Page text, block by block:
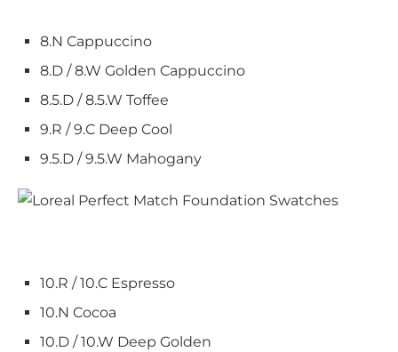
8.N Cappuccino
8.D / 8.W Golden Cappuccino
8.5.D / 8.5.W Toffee
9.R / 9.C Deep Cool
9.5.D / 9.5.W Mahogany
10.R / 10.C Espresso
10.N Cocoa
10.D / 10.W Deep Golden